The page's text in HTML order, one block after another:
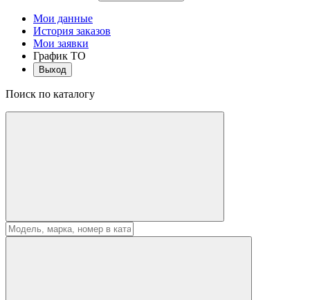
Мои данные
История заказов
Мои заявки
График ТО
Выход
Поиск по каталогу